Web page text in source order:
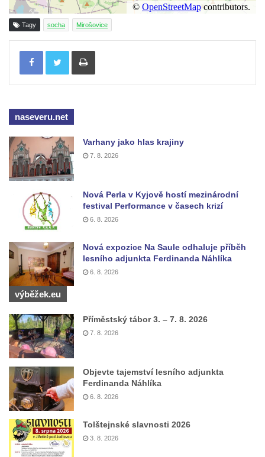
Újezd a Krauchthal v parku na Náměstí v
Kamenném Újezdě
Socha na náměstí J. V. Kamarýta ve
Velešíně
Pomník J. V. Kamarýta v Krumlovské ulici ve
vstupu do poutního místa Římov
Plastika Koule v Gutenbergově ulici v
Liberci
Pamětní deska Vojtěcha Kocmicha na
domě čp. 37 v ulici Betlém v Římově
Pomník na paměť zrušení roboty v Plavu
Socha vodníka v Plavu
Socha svatého Jana Nepomuckého v
Třebušíně
Pamětní deska Johanna Nepomuka
Fischera na domě čp. 5/16 na třídě 9.
Pamětní deska Johanna Neumanna
severně od Tokáně
Obrázek svatého Huberta na buku svatého
Huberta
Obrázek svatého Jakuba na skále u cesty
východně od Srbské Kamenice
Busta Jana Amose Komenského na domě
čp. 37 v Račicích
Tagy socha Mirošovice
Tisknout
naseveru.net
Varhany jako hlas krajiny
7. 8. 2026
Nová Perla v Kyjově hostí mezinárodní
festival Performance v časech krizí
6. 8. 2026
Nová expozice Na Saule odhaluje příběh
lesního adjunkta Ferdinanda Náhlíka
6. 8. 2026
výběžek.eu
Příměstský tábor 3. – 7. 8. 2026
7. 8. 2026
Objevte tajemství lesního adjunkta
Ferdinanda Náhlíka
6. 8. 2026
Tolštejnské slavnosti 2026
3. 8. 2026